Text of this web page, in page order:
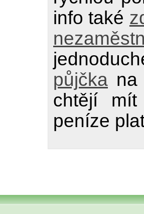
info také
půjčka
chtějí
peníze